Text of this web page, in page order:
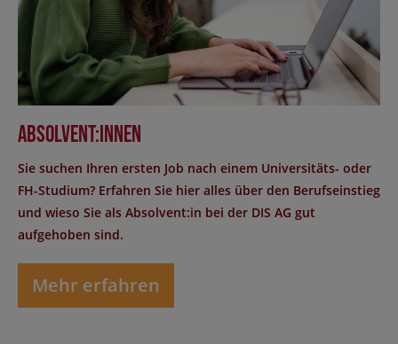
Absolvent:innen
Sie suchen Ihren ersten Job nach einem Universitäts- oder
FH-Studium? Erfahren Sie hier alles über den Berufseinstieg
und wieso Sie als Absolvent:in bei der DIS AG gut
aufgehoben sind.
Mehr erfahren